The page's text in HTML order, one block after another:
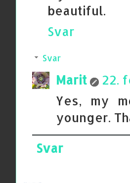
beautiful.
Svar
Svar
Marit
22.
Yes, my
younger.
Svar